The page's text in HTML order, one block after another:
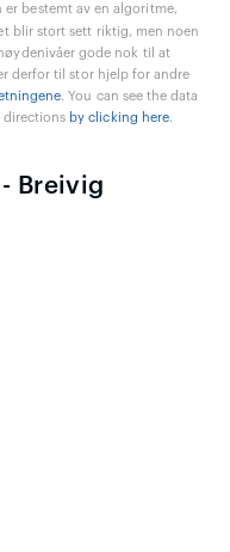
bestemt av en algoritme,
blir stort sett riktig, men noen
gode nok til at
derfor til stor hjelp for andre
. You can see the data
directions by clicking here.
Breivig